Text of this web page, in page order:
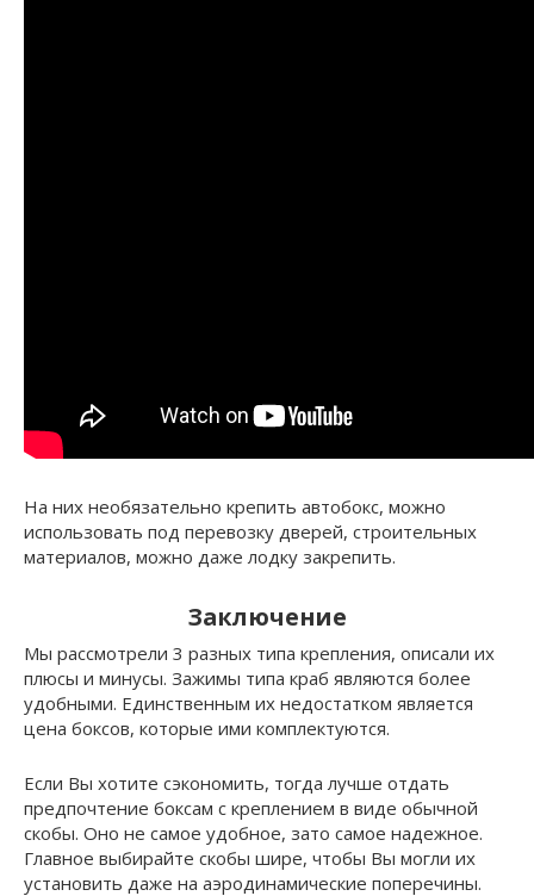
На них необязательно крепить автобокс, можно
использовать под перевозку дверей, строительных
материалов, можно даже лодку закрепить.
Заключение
Мы рассмотрели 3 разных типа крепления, описали их
плюсы и минусы. Зажимы типа краб являются более
удобными. Единственным их недостатком является
цена боксов, которые ими комплектуются.
Если Вы хотите сэкономить, тогда лучше отдать
предпочтение боксам с креплением в виде обычной
скобы. Оно не самое удобное, зато самое надежное.
Главное выбирайте скобы шире, чтобы Вы могли их
установить даже на аэродинамические поперечины.